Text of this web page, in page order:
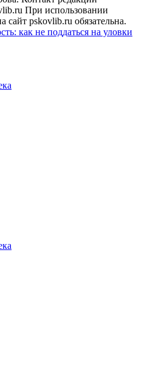
При использовании
сайт pskovlib.ru обязательна.
как не поддаться на уловки